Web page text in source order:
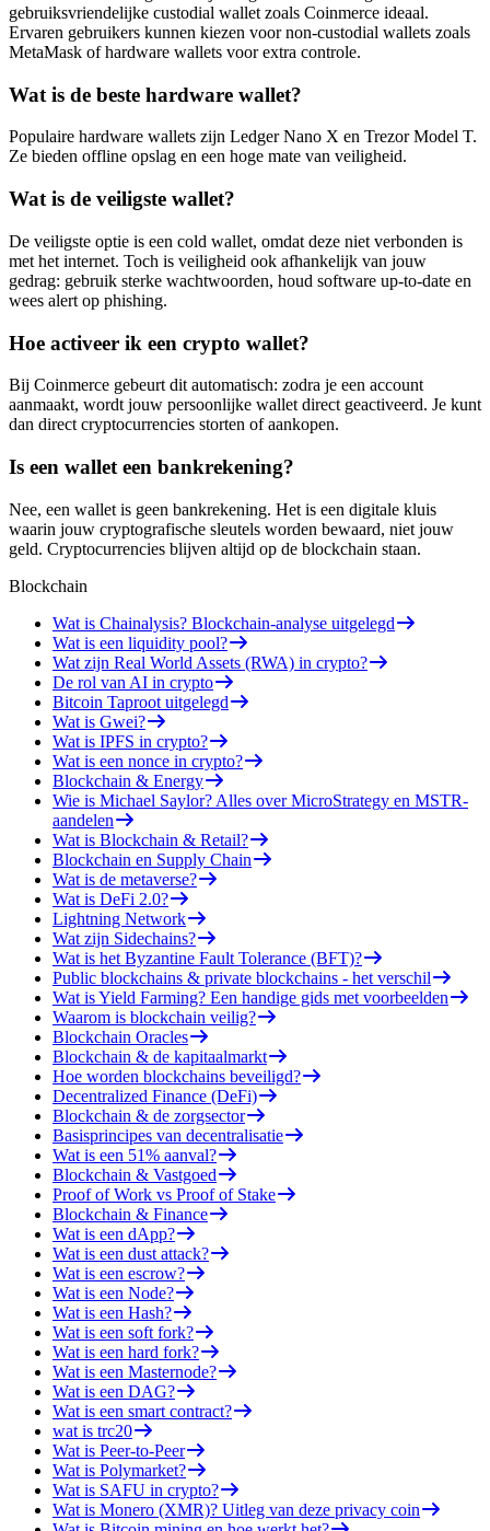
gebruiksvriendelijke custodial wallet zoals Coinmerce ideaal.
Ervaren gebruikers kunnen kiezen voor non-custodial wallets zoals
MetaMask of hardware wallets voor extra controle.
Wat is de beste hardware wallet?
Populaire hardware wallets zijn Ledger Nano X en Trezor Model T.
Ze bieden offline opslag en een hoge mate van veiligheid.
Wat is de veiligste wallet?
De veiligste optie is een cold wallet, omdat deze niet verbonden is
met het internet. Toch is veiligheid ook afhankelijk van jouw
gedrag: gebruik sterke wachtwoorden, houd software up-to-date en
wees alert op phishing.
Hoe activeer ik een crypto wallet?
Bij Coinmerce gebeurt dit automatisch: zodra je een account
aanmaakt, wordt jouw persoonlijke wallet direct geactiveerd. Je kunt
dan direct cryptocurrencies storten of aankopen.
Is een wallet een bankrekening?
Nee, een wallet is geen bankrekening. Het is een digitale kluis
waarin jouw cryptografische sleutels worden bewaard, niet jouw
geld. Cryptocurrencies blijven altijd op de blockchain staan.
Blockchain
Wat is Chainalysis? Blockchain-analyse uitgelegd
Wat is een liquidity pool?
Wat zijn Real World Assets (RWA) in crypto?
De rol van AI in crypto
Bitcoin Taproot uitgelegd
Wat is Gwei?
Wat is IPFS in crypto?
Wat is een nonce in crypto?
Blockchain & Energy
Wie is Michael Saylor? Alles over MicroStrategy en MSTR-
aandelen
Wat is Blockchain & Retail?
Blockchain en Supply Chain
Wat is de metaverse?
Wat is DeFi 2.0?
Lightning Network
Wat zijn Sidechains?
Wat is het Byzantine Fault Tolerance (BFT)?
Public blockchains & private blockchains - het verschil
Wat is Yield Farming? Een handige gids met voorbeelden
Waarom is blockchain veilig?
Blockchain Oracles
Blockchain & de kapitaalmarkt
Hoe worden blockchains beveiligd?
Decentralized Finance (DeFi)
Blockchain & de zorgsector
Basisprincipes van decentralisatie
Wat is een 51% aanval?
Blockchain & Vastgoed
Proof of Work vs Proof of Stake
Blockchain & Finance
Wat is een dApp?
Wat is een dust attack?
Wat is een escrow?
Wat is een Node?
Wat is een Hash?
Wat is een soft fork?
Wat is een hard fork?
Wat is een Masternode?
Wat is een DAG?
Wat is een smart contract?
wat is trc20
Wat is Peer-to-Peer
Wat is Polymarket?
Wat is SAFU in crypto?
Wat is Monero (XMR)? Uitleg van deze privacy coin